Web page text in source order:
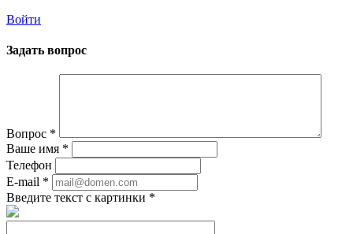
Войти
Задать вопрос
Вопрос *
Ваше имя *
Телефон
E-mail *
Введите текст с картинки *